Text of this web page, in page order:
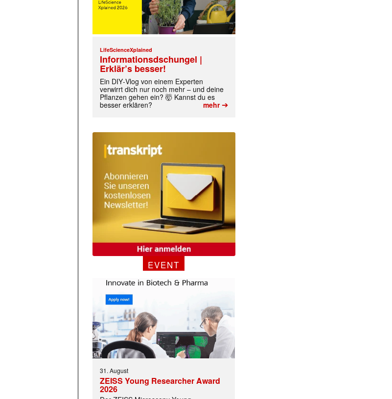
LifeScienceXplained
Informationsdschungel |
Erklär’s besser!
Ein DIY‑Vlog von einem Experten
verwirrt dich nur noch mehr – und deine
Pflanzen gehen ein? 🤯 Kannst du es
besser erklären?
mehr➔
EVENT
31. August
ZEISS Young Researcher Award
2026